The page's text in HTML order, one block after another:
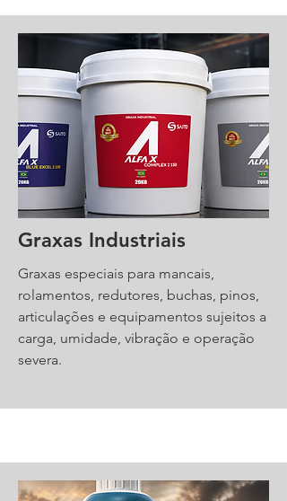
Graxas Industriais
Graxas especiais para mancais,
rolamentos, redutores, buchas, pinos,
articulações e equipamentos sujeitos a
carga, umidade, vibração e operação
severa.